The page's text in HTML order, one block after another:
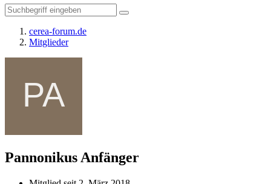
cerea-forum.de
Mitglieder
Pannonikus Anfänger